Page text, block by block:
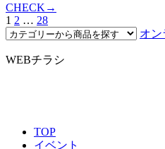
CHECK→
1 2 … 28
オン
WEBチラシ
TOP
イベント